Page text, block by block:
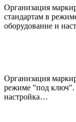
Организация
стандартам в
оборудование и
Организация
режиме "под ключ".
настройка…